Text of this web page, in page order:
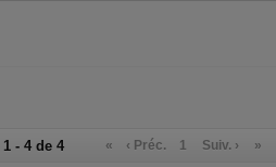
1 - 4 de 4 « ‹ Préc. 1 Suiv. › »